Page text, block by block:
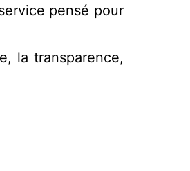
pensé pour
la transparence,